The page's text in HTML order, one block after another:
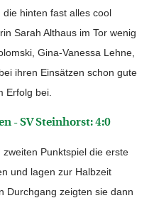
hinten fast alles cool
Sarah Althaus im Tor wenig
Gina-Vanessa Lehne,
ihren Einsätzen schon gute
Erfolg bei.
- SV Steinhorst: 4:0
Punktspiel die erste
und lagen zur Halbzeit
Durchgang zeigten sie dann